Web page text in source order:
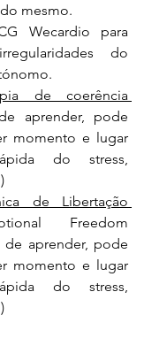
mesmo.
Wecardio para
do
de coerência
aprender, pode
momento e lugar
do stress,
de Libertação
Freedom
de aprender, pode
momento e lugar
do stress,